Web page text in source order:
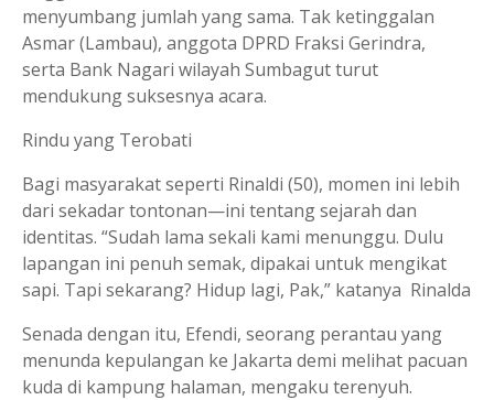
menyumbang jumlah yang sama. Tak ketinggalan
Asmar (Lambau), anggota DPRD Fraksi Gerindra,
serta Bank Nagari wilayah Sumbagut turut
mendukung suksesnya acara.
Rindu yang Terobati
Bagi masyarakat seperti Rinaldi (50), momen ini lebih
dari sekadar tontonan—ini tentang sejarah dan
identitas. “Sudah lama sekali kami menunggu. Dulu
lapangan ini penuh semak, dipakai untuk mengikat
sapi. Tapi sekarang? Hidup lagi, Pak,” katanya Rinalda
Senada dengan itu, Efendi, seorang perantau yang
menunda kepulangan ke Jakarta demi melihat pacuan
kuda di kampung halaman, mengaku terenyuh.